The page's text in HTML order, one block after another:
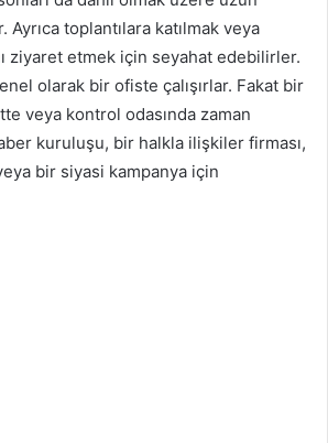
Ayrıca toplantılara katılmak veya
ziyaret etmek için seyahat edebilirler.
olarak bir ofiste çalışırlar. Fakat bir
veya kontrol odasında zaman
kuruluşu, bir halkla ilişkiler firması,
bir siyasi kampanya için